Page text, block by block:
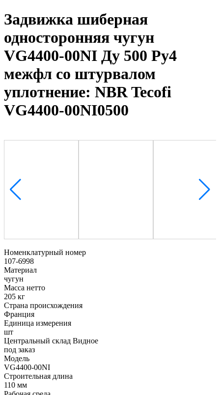
Задвижка шиберная
односторонняя чугун
VG4400-00NI Ду 500 Ру4
межфл со штурвалом
уплотнение: NBR Tecofi
VG4400-00NI0500
Номенклатурный номер
107-6998
Материал
чугун
Масса нетто
205 кг
Страна происхождения
Франция
Единица измерения
шт
Центральный склад Видное
под заказ
Модель
VG4400-00NI
Строительная длина
110 мм